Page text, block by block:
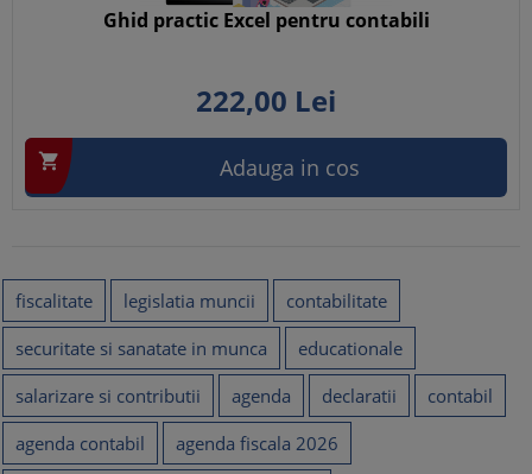
Ghid practic Excel pentru contabili
222,00 Lei
 Adauga in cos
fiscalitate legislatia muncii
contabilitate
securitate si sanatate in munca
educationale
salarizare si contributii
agenda declaratii
contabil
agenda contabil
agenda fiscala 2026